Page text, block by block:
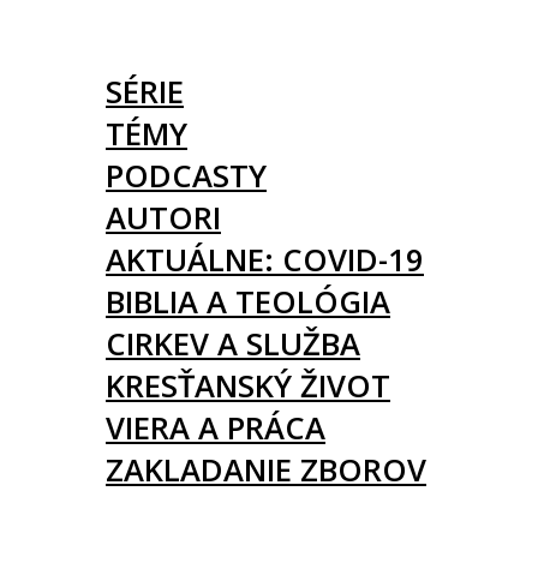
SÉRIE
TÉMY
PODCASTY
AUTORI
AKTUÁLNE: COVID-19
BIBLIA A TEOLÓGIA
CIRKEV A SLUŽBA
KRESŤANSKÝ ŽIVOT
VIERA A PRÁCA
ZAKLADANIE ZBOROV